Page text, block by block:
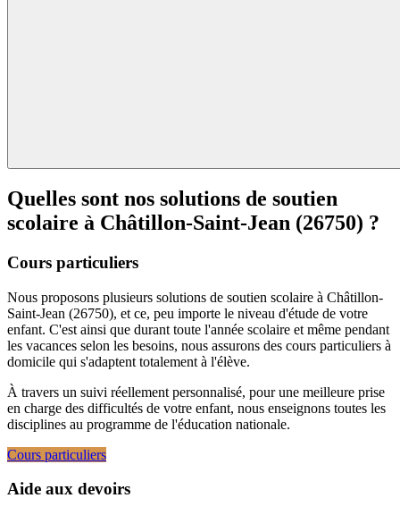
Quelles sont nos solutions de soutien
scolaire à Châtillon-Saint-Jean (26750) ?
Cours particuliers
Nous proposons plusieurs solutions de soutien scolaire à Châtillon-
Saint-Jean (26750), et ce, peu importe le niveau d'étude de votre
enfant. C'est ainsi que durant toute l'année scolaire et même pendant
les vacances selon les besoins, nous assurons des cours particuliers à
domicile qui s'adaptent totalement à l'élève.
À travers un suivi réellement personnalisé, pour une meilleure prise
en charge des difficultés de votre enfant, nous enseignons toutes les
disciplines au programme de l'éducation nationale.
Cours particuliers
Aide aux devoirs